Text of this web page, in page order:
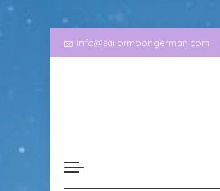
info@sailormoongerman.com